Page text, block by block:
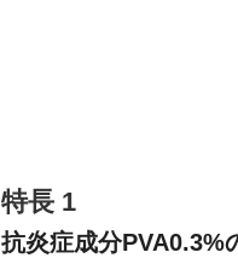
特長 1
抗炎症成分PVA0.3%